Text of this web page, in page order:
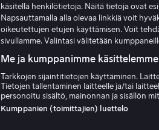
käsitellä henkilötietoja. Näitä tietoja ovat
Napsauttamalla alla olevaa linkkiä voit
oikeutettujen etujen käyttämisen. Voit
sivullamme. Valintasi välitetään
Me ja kumppanimme
Tarkkojen sijaintitietojen käyttäminen.
Tietojen tallentaminen laitteelle ja/tai
personoitu sisältö, mainonnan ja sisällön
Kumppanien (toimittajien) luettelo